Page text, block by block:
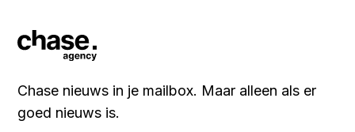
Chase nieuws in je mailbox. Maar alleen als er
goed nieuws is.